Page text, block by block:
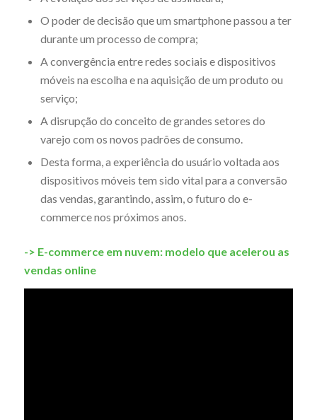
O poder de decisão que um smartphone passou a ter
durante um processo de compra;
A convergência entre redes sociais e dispositivos
móveis na escolha e na aquisição de um produto ou
serviço;
A disrupção do conceito de grandes setores do
varejo com os novos padrões de consumo.
Desta forma, a experiência do usuário voltada aos
dispositivos móveis tem sido vital para a conversão
das vendas, garantindo, assim, o futuro do e-
commerce nos próximos anos.
-> E-commerce em nuvem: modelo que acelerou as
vendas online